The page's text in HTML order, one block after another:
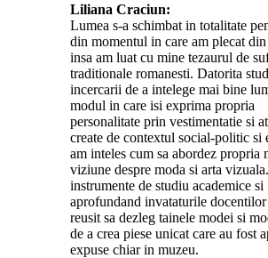
Liliana Craciun:
Lumea s-a schimbat in totalitate
din momentul in care am plecat
insa am luat cu mine tezaurul de
traditionale romanesti. Datorita
incercarii de a intelege mai bine
modul in care isi exprima propria
personalitate prin vestimentatie si
create de contextul social-politic si
am inteles cum sa abordez propria
viziune despre moda si arta
instrumente de studiu academice si
aprofundand invataturile
reusit sa dezleg tainele modei si
de a crea piese unicat care au fost
expuse chiar in muzeu.